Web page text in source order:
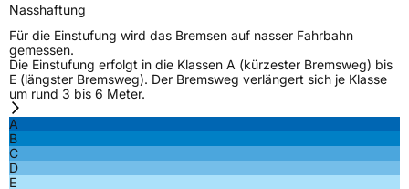
Nasshaftung
Für die Einstufung wird das Bremsen auf nasser Fahrbahn
gemessen.
Die Einstufung erfolgt in die Klassen A (kürzester Bremsweg) bis
E (längster Bremsweg). Der Bremsweg verlängert sich je Klasse
um rund 3 bis 6 Meter.
A
B
C
D
E